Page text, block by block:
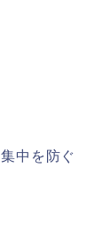
中を防ぐ